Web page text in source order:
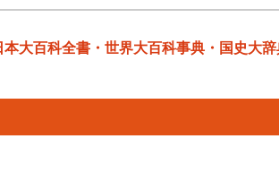
本大百科全書・世界大百科事典・国史大辞